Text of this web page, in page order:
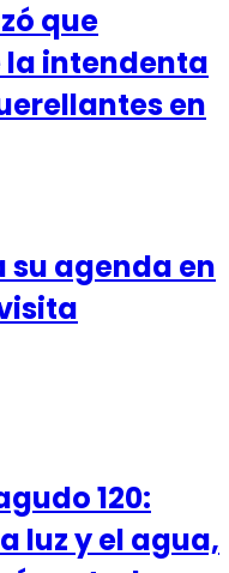
que
intendenta
en
su agenda en
120:
luz y el agua,